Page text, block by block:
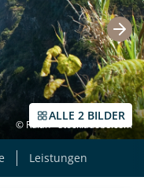
ALLE 2 BILDER
© Rulan - stock.adobe.com
Leistungen